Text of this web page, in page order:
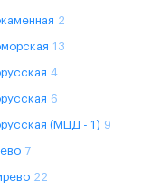
2
13
4
6
(МЦД - 1) 9
7
22